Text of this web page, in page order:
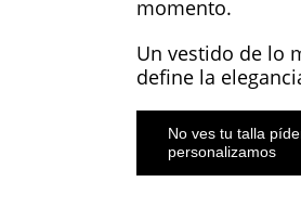
momento.
Un vestido de lo
define la
No ves tu talla
personalizamos